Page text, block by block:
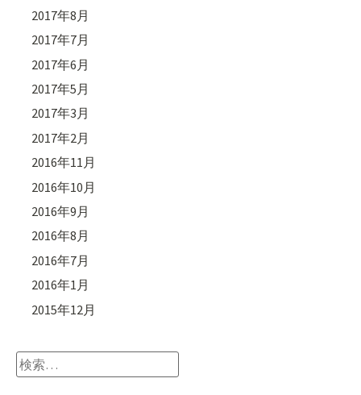
2017年8月
2017年7月
2017年6月
2017年5月
2017年3月
2017年2月
2016年11月
2016年10月
2016年9月
2016年8月
2016年7月
2016年1月
2015年12月
検
索: